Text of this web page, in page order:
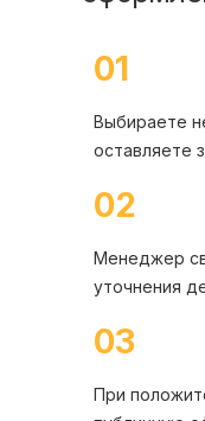
01
Выбираете
оставляете
02
Менеджер
уточнения
03
При